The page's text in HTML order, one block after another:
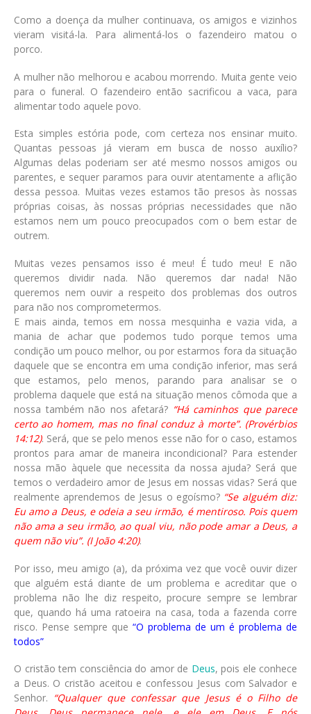
Como a doença da mulher continuava, os amigos e vizinhos
vieram visitá-la. Para alimentá-los o fazendeiro matou o
porco.
A mulher não melhorou e acabou morrendo. Muita gente veio
para o funeral. O fazendeiro então sacrificou a vaca, para
alimentar todo aquele povo.
Esta simples estória pode, com certeza nos ensinar muito.
Quantas pessoas já vieram em busca de nosso auxílio?
Algumas delas poderiam ser até mesmo nossos amigos ou
parentes, e sequer paramos para ouvir atentamente a aflição
dessa pessoa. Muitas vezes estamos tão presos às nossas
próprias coisas, às nossas próprias necessidades que não
estamos nem um pouco preocupados com o bem estar de
outrem.
Muitas vezes pensamos isso é meu! É tudo meu! E não
queremos dividir nada. Não queremos dar nada! Não
queremos nem ouvir a respeito dos problemas dos outros
para não nos comprometermos.
E mais ainda, temos em nossa mesquinha e vazia vida, a
mania de achar que podemos tudo porque temos uma
condição um pouco melhor, ou por estarmos fora da situação
daquele que se encontra em uma condição inferior, mas será
que estamos, pelo menos, parando para analisar se o
problema daquele que está na situação menos cômoda que a
nossa também não nos afetará? “Há caminhos que parece
certo ao homem, mas no final conduz à morte”. (Provérbios
14:12). Será, que se pelo menos esse não for o caso, estamos
prontos para amar de maneira incondicional? Para estender
nossa mão àquele que necessita da nossa ajuda? Será que
temos o verdadeiro amor de Jesus em nossas vidas? Será que
realmente aprendemos de Jesus o egoísmo? “Se alguém diz:
Eu amo a Deus, e odeia a seu irmão, é mentiroso. Pois quem
não ama a seu irmão, ao qual viu, não pode amar a Deus, a
quem não viu”. (I João 4:20).
Por isso, meu amigo (a), da próxima vez que você ouvir dizer
que alguém está diante de um problema e acreditar que o
problema não lhe diz respeito, procure sempre se lembrar
que, quando há uma ratoeira na casa, toda a fazenda corre
risco. Pense sempre que “O problema de um é problema de
todos”
O cristão tem consciência do amor de Deus, pois ele conhece
a Deus. O cristão aceitou e confessou Jesus com Salvador e
Senhor. “Qualquer que confessar que Jesus é o Filho de